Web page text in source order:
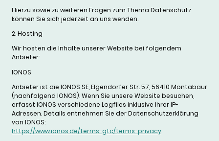
Hierzu sowie zu weiteren Fragen zum Thema Datenschutz
können Sie sich jederzeit an uns wenden.
2. Hosting
Wir hosten die Inhalte unserer Website bei folgendem
Anbieter:
IONOS
Anbieter ist die IONOS SE, Elgendorfer Str. 57, 56410 Montabaur
(nachfolgend IONOS). Wenn Sie unsere Website besuchen,
erfasst IONOS verschiedene Logfiles inklusive Ihrer IP-
Adressen. Details entnehmen Sie der Datenschutzerklärung
von IONOS:
https://www.ionos.de/terms-gtc/terms-privacy.